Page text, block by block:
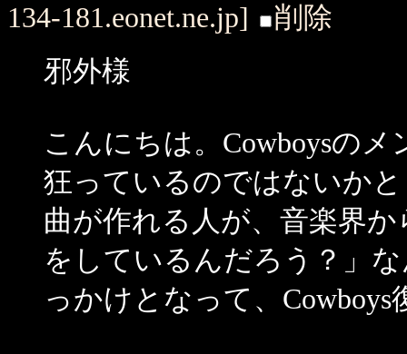
134-181.eonet.ne.jp]
削除
邪外様
こんにちは。Cowboysの
狂っているのではないか
曲が作れる人が、音楽界
をしているんだろう？」
っかけとなって、